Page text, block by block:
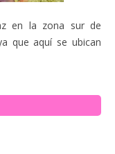
en la zona sur de
que aquí se ubican